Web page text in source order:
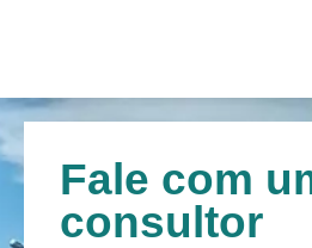
Fale com
consultor